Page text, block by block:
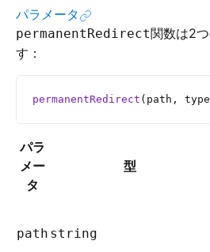
パラメータ
permanentRedirect関数は2
す：
permanentRedirect (path,
パラ
メー
タ
型
path string